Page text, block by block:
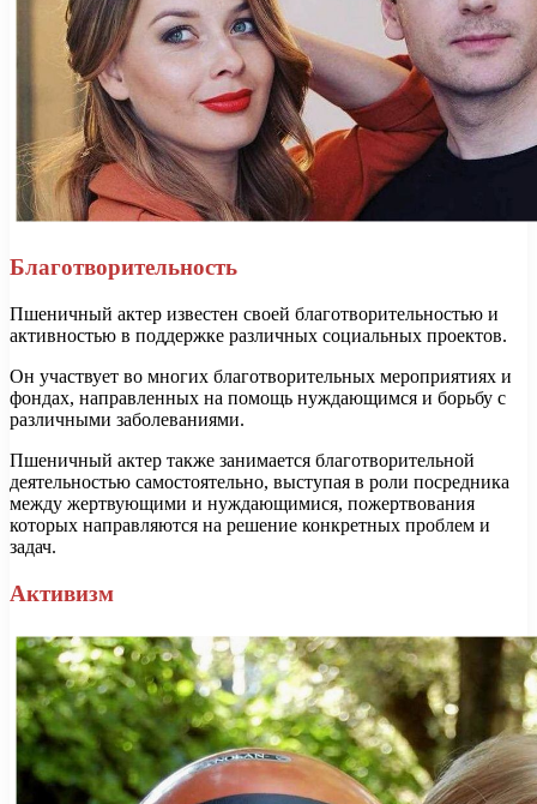
Благотворительность
Пшеничный актер известен своей благотворительностью и
активностью в поддержке различных социальных проектов.
Он участвует во многих благотворительных мероприятиях и
фондах, направленных на помощь нуждающимся и борьбу с
различными заболеваниями.
Пшеничный актер также занимается благотворительной
деятельностью самостоятельно, выступая в роли посредника
между жертвующими и нуждающимися, пожертвования
которых направляются на решение конкретных проблем и
задач.
Активизм